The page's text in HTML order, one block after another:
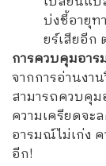
บ่งชี้อายุท
ยร์เสียอีก
การควบคุมอา
จากการอ่านงา
สามารถควบคุ
ความเครียดจ
อารมณ์ไม่เก่ง
อีก!